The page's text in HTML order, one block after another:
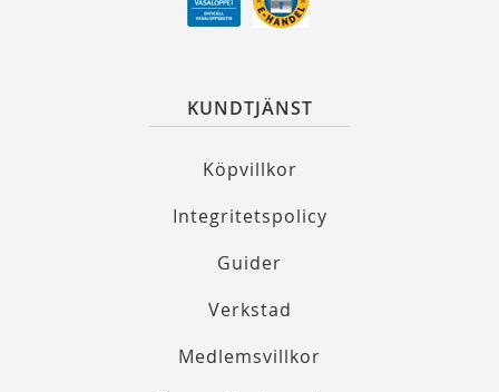
KUNDTJÄNST
Köpvillkor
Integritetspolicy
Guider
Verkstad
Medlemsvillkor